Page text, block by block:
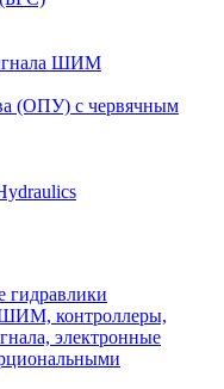
ШИМ
(ОПУ) с червячным
гидравлики
ШИМ, контроллеры,
электронные